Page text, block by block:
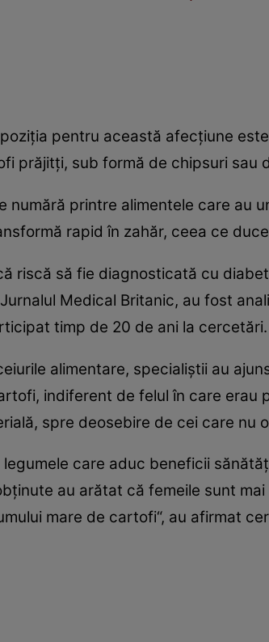
pentru această afecţiune
prăjitţi, sub formă de chipsuri sau
numără printre alimentele care au
rapid în zahăr, ceea ce
riscă să fie diagnosticată cu
Medical Britanic, au fost
timp de 20 de ani la cercetări.
alimentare, specialiştii au
indiferent de felul în care erau
spre deosebire de cei care nu
care aduc beneficii
au arătat că femeile sunt
mare de cartofi“, au afirmat